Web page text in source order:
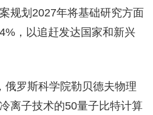
规划2027年将基础研究方面
，以追赶发达国家和新兴
俄罗斯科学院勒贝德夫物理
离子技术的50量子比特计算